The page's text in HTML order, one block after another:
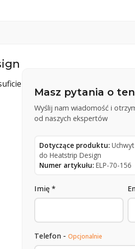
Masz pytania o
Wyślij nam wiadomość i
od naszych ekspertów
Dotyczące produktu:
do Heatstrip Design
Numer artykułu: ELP-70-156
Imię *
Telefon -Opcjonalnie